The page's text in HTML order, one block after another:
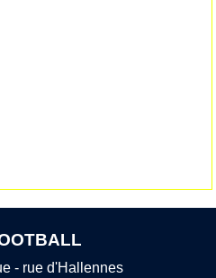
- rue d'Hallennes